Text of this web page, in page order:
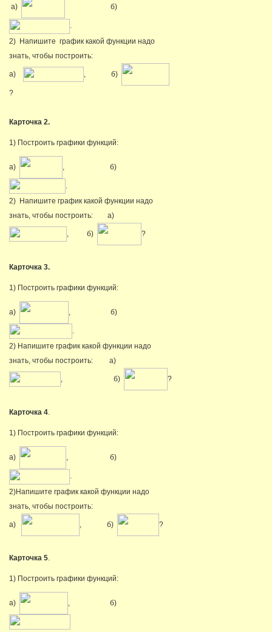
а) б)
.
2) Напишите график какой функции надо
знать, чтобы построить:
а) , б)
?
Карточка 2.
1) Построить графики функций:
а) , б)
2) Напишите график какой функции надо
знать, чтобы построить: а)
, б) ?
Карточка 3.
1) Построить графики функций:
а) , б)
.
2) Напишите график какой функции надо
знать, чтобы построить: а)
, б) ?
Карточка 4.
1) Построить графики функций:
а) , б)
.
2)Напишите график какой функции надо
знать, чтобы построить:
а) , б) ?
Карточка 5
1) Построить графики функций:
а) , б)